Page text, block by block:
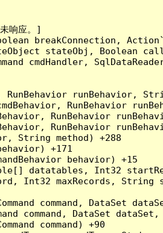
响应。]
breakConnection,
stateObj, Boolean
cmdHandler,
runBehavior,
RunBehavior
RunBehavior
RunBehavior
String method) +288
+171
behavior) +15
datatables, Int32
Int32 maxRecords,
command, DataSet
command, DataSet
command) +90